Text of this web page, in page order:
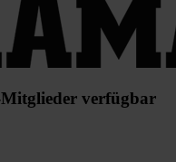
verfügbar